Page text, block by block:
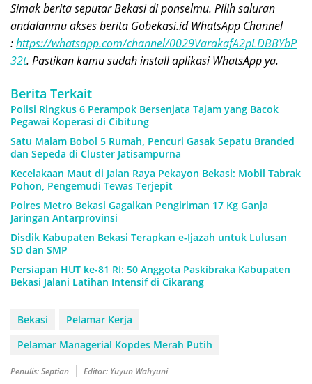
Simak berita seputar Bekasi di ponselmu. Pilih saluran
andalanmu akses berita Gobekasi.id WhatsApp Channel
:https://whatsapp.com/channel/0029VarakafA2pLDBBYbP
32t. Pastikan kamu sudah install aplikasi WhatsApp ya.
Berita Terkait
Polisi Ringkus 6 Perampok Bersenjata Tajam yang Bacok
Pegawai Koperasi di Cibitung
Satu Malam Bobol 5 Rumah, Pencuri Gasak Sepatu Branded
dan Sepeda di Cluster Jatisampurna
Kecelakaan Maut di Jalan Raya Pekayon Bekasi: Mobil Tabrak
Pohon, Pengemudi Tewas Terjepit
Polres Metro Bekasi Gagalkan Pengiriman 17 Kg Ganja
Jaringan Antarprovinsi
Disdik Kabupaten Bekasi Terapkan e-Ijazah untuk Lulusan
SD dan SMP
Persiapan HUT ke-81 RI: 50 Anggota Paskibraka Kabupaten
Bekasi Jalani Latihan Intensif di Cikarang
Bekasi
Pelamar Kerja
Pelamar Managerial Kopdes Merah Putih
Penulis: Septian Editor: Yuyun Wahyuni